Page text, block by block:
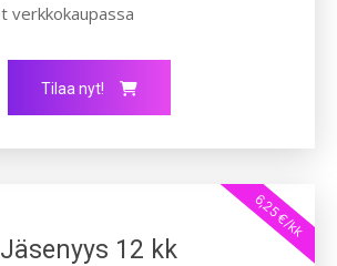
verkkokaupassa
Tilaa nyt!
6,25 €/kk
Jäsenyys 12 kk